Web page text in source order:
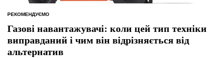
ОПУБЛІКУВАТИ
У
РЕКОМЕНДУЄМО
Газові навантажувачі: коли цей тип техніки
виправданий і чим він відрізняється від
альтернатив